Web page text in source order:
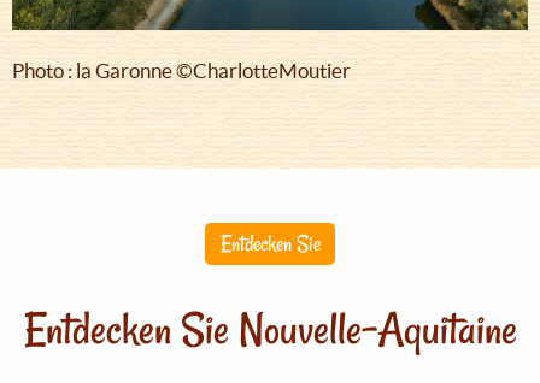
Photo : la Garonne ©CharlotteMoutier
Entdecken Sie
Entdecken Sie Nouvelle-Aquitaine